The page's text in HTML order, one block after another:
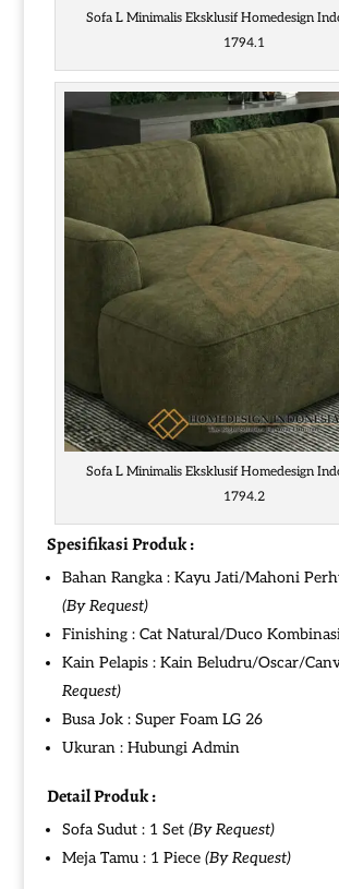
Sofa L Minimalis Eksklusif Homedesign
1794.1
Sofa L Minimalis Eksklusif Homedesign
1794.2
Spesifikasi Produk :
Bahan Rangka : Kayu Jati/Mahoni
(By Request)
Finishing : Cat Natural/Duco
Kain Pelapis : Kain Beludru/Oscar/
Request)
Busa Jok : Super Foam LG 26
Ukuran : Hubungi Admin
Detail Produk :
Sofa Sudut : 1 Set (By Request)
Meja Tamu : 1 Piece (By Request)